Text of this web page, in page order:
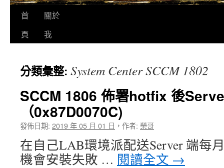
首
頁
關於
我
分類彙整: System Center SCCM 1802
SCCM 1806 佈署hotfix 後
（0x87D0070C)
發佈日期: 2019 年 05 月 01 日 ， 作者: 榮哥
在自己LAB環境派配送Server 端每
機會安裝失敗 … 閱讀全文 →